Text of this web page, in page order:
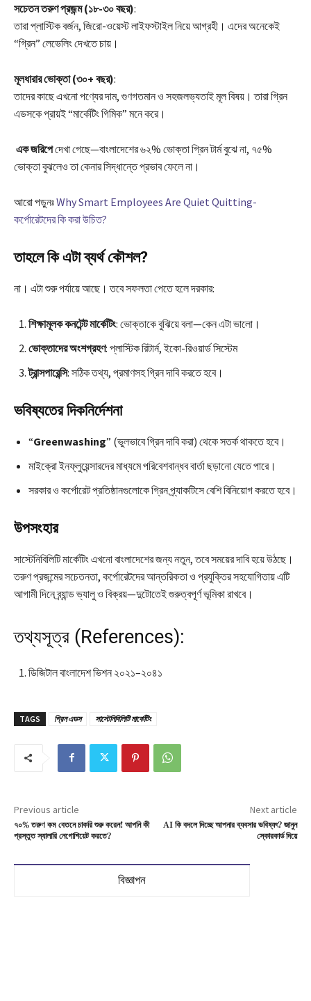
সচেতন তরুণ প্রজন্ম (১৮-৩০ বছর):
তারা প্লাস্টিক বর্জন, জিরো-ওয়েস্ট লাইফস্টাইল নিয়ে আগ্রহী। এদের অনেকেই
“গ্রিন” লেভেলিং দেখতে চায়।
মূলধারার ভোক্তা (৩০+ বছর):
তাদের কাছে এখনো পণ্যের দাম, গুণগতমান ও সহজলভ্যতাই মূল বিষয়। তারা গ্রিন
এডসকে প্রায়ই “মার্কেটিং গিমিক” মনে করে।
এক জরিপেদেখা গেছে—বাংলাদেশের ৬২% ভোক্তা গ্রিন টার্ম বুঝে না, ৭৫%
ভোক্তা বুঝলেও তা কেনার সিদ্ধান্তে প্রভাব ফেলে না।
আরো পড়ুনঃWhy Smart Employees Are Quiet Quitting-
কর্পোরেটদের কি করা উচিত?
তাহলে কি এটা ব্যর্থ কৌশল?
না। এটা শুরু পর্যায়ে আছে। তবে সফলতা পেতে হলে দরকার:
শিক্ষামূলক কনটেন্ট মার্কেটিং: ভোক্তাকে বুঝিয়ে বলা—কেন এটা ভালো।
ভোক্তাদের অংশগ্রহণ: প্লাস্টিক রিটার্ন, ইকো-রিওয়ার্ড সিস্টেম
ট্রান্সপারেন্সি: সঠিক তথ্য, প্রমাণসহ গ্রিন দাবি করতে হবে।
ভবিষ্যতের দিকনির্দেশনা
“Greenwashing” (ভুলভাবে গ্রিন দাবি করা) থেকে সতর্ক থাকতে হবে।
মাইক্রো ইনফ্লুয়েন্সারদের মাধ্যমে পরিবেশবান্ধব বার্তা ছড়ানো যেতে পারে।
সরকার ও কর্পোরেট প্রতিষ্ঠানগুলোকে গ্রিন প্র্যাকটিসে বেশি বিনিয়োগ করতে হবে।
উপসংহার
সাস্টেনিবিলিটি মার্কেটিং এখনো বাংলাদেশের জন্য নতুন, তবে সময়ের দাবি হয়ে উঠছে।
তরুণ প্রজন্মের সচেতনতা, কর্পোরেটদের আন্তরিকতা ও প্রযুক্তির সহযোগিতায় এটি
আগামী দিনে ব্র্যান্ড ভ্যালু ও বিক্রয়—দুটোতেই গুরুত্বপূর্ণ ভূমিকা রাখবে।
তথ্যসূত্র (References):
ডিজিটাল বাংলাদেশ ভিশন ২০২১–২০৪১
TAGS গ্রিন এডস সাস্টেনিবিলিটি মার্কেটিং
Previous article
৭০% তরুণ কম বেতনে চাকরি শুরু করেন! আপনি কী
প্রস্তুত স্যালারি নেগোশিয়েট করতে?
Next article
AI কি বদলে দিচ্ছে আপনার ব্যবসার ভবিষ্যৎ? জানুন
স্কোরকার্ড দিয়ে
বিজ্ঞাপন